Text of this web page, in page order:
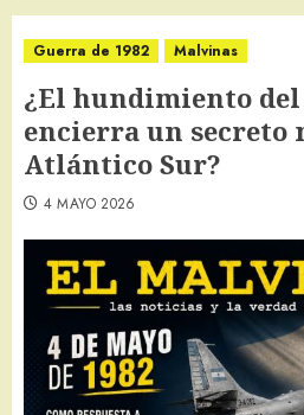
Guerra de 1982 Malvinas
¿El hundimiento
encierra un secreto
Atlántico Sur?
4 MAYO 2026